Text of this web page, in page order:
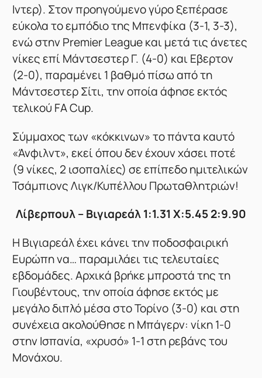
Ιντερ). Στον προηγούμενο γύρο ξεπέρασε
εύκολα το εμπόδιο της Μπενφίκα (3-1, 3-3),
ενώ στην Premier League και μετά τις άνετες
νίκες επί Μάντσεστερ Γ. (4-0) και Εβερτον
(2-0), παραμένει 1 βαθμό πίσω από τη
Μάντσεστερ Σίτι, την οποία άφησε εκτός
τελικού FA Cup.
Σύμμαχος των «κόκκινων» το πάντα καυτό
«Άνφιλντ», εκεί όπου δεν έχουν χάσει ποτέ
(9 νίκες, 2 ισοπαλίες) σε επίπεδο ημιτελικών
Τσάμπιονς Λιγκ/Κυπέλλου Πρωταθλητριών!
Λίβερπουλ – Βιγιαρεάλ 1:1.31 Χ:5.45 2:9.90
Η Βιγιαρεάλ έχει κάνει την ποδοσφαιρική
Ευρώπη να… παραμιλάει τις τελευταίες
εβδομάδες. Αρχικά βρήκε μπροστά της τη
Γιουβέντους, την οποία άφησε εκτός με
μεγάλο διπλό μέσα στο Τορίνο (3-0) και στη
συνέχεια ακολούθησε η Μπάγερν: νίκη 1-0
στην Ισπανία, «χρυσό» 1-1 στη ρεβάνς του
Μονάχου.